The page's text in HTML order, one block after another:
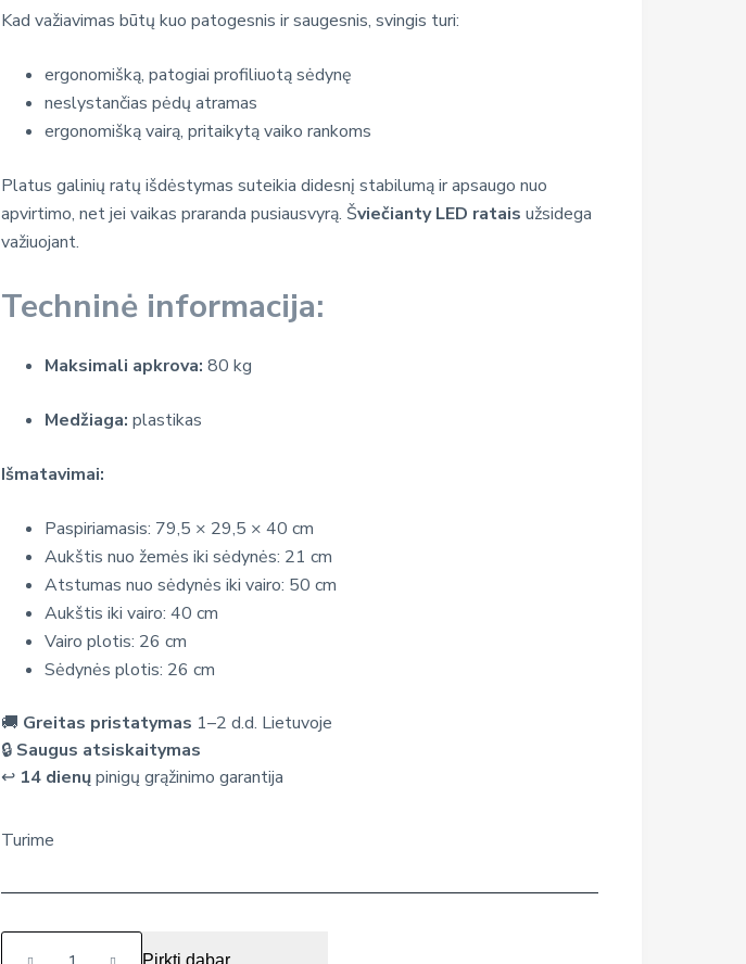
Kad važiavimas būtų kuo patogesnis ir saugesnis, svingis turi:
ergonomišką, patogiai profiliuotą sėdynę
neslystančias pėdų atramas
ergonomišką vairą, pritaikytą vaiko rankoms
Platus galinių ratų išdėstymas suteikia didesnį stabilumą ir apsaugo nuo
apvirtimo, net jei vaikas praranda pusiausvyrą. Šviečianty LED ratais užsidega
važiuojant.
Techninė informacija:
Maksimali apkrova: 80 kg
Medžiaga: plastikas
Išmatavimai:
Paspiriamasis: 79,5 × 29,5 × 40 cm
Aukštis nuo žemės iki sėdynės: 21 cm
Atstumas nuo sėdynės iki vairo: 50 cm
Aukštis iki vairo: 40 cm
Vairo plotis: 26 cm
Sėdynės plotis: 26 cm
🚚 Greitas pristatymas 1–2 d.d. Lietuvoje
🔒 Saugus atsiskaitymas
↩️ 14 dienųpinigų grąžinimo garantija
Turime
Pirkti dabar